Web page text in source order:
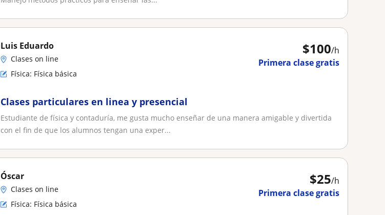
$100/h
Primera clase gratis
Luis Eduardo
Clases on line
Física: Física básica
Clases particulares en linea y presencial
Estudiante de física y contaduría, me gusta mucho enseñar de una manera amigable y divertida
con el fin de que los alumnos tengan una exper...
$25/h
Primera clase gratis
Óscar
Clases on line
Física: Física básica